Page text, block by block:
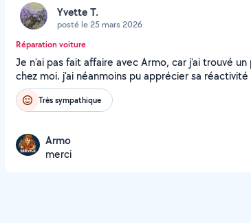
Yvette T.
posté le 25 mars 2026
Réparation voiture
Je n'ai pas fait affaire avec Armo, car j'ai trouvé
chez moi. j'ai néanmoins pu apprécier sa
Très sympathique
Armo
merci